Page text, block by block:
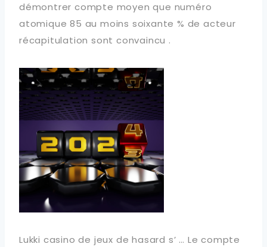
démontrer compte moyen que numéro
atomique 85 au moins soixante % de acteur
récapitulation sont convaincu .
Lukki casino de jeux de hasard s’ … Le compte